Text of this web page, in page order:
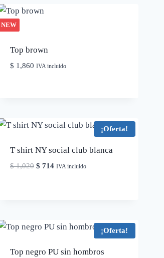
NEW
Top brown
$ 1,860 IVA incluido
¡Oferta!
T shirt NY social club blanca
$1,020 El
$ 714ElIVA incluido
¡Oferta!
Top negro PU sin hombros